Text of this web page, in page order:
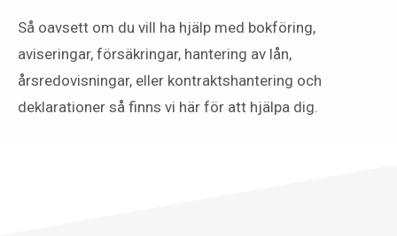
Så oavsett om du vill ha hjälp med bokföring,
aviseringar, försäkringar, hantering av lån,
årsredovisningar, eller kontraktshantering och
deklarationer så finns vi här för att hjälpa dig.